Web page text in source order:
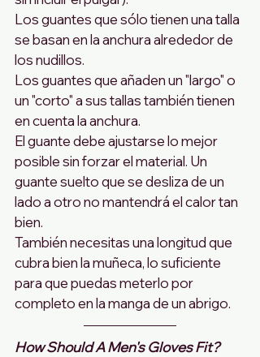
Los guantes que sólo tienen una talla
se basan en la anchura alrededor de
los nudillos.
Los guantes que añaden un "largo" o
un "corto" a sus tallas también tienen
en cuenta la anchura.
El guante debe ajustarse lo mejor
posible sin forzar el material. Un
guante suelto que se desliza de un
lado a otro no mantendrá el calor tan
bien.
También necesitas una longitud que
cubra bien la muñeca, lo suficiente
para que puedas meterlo por
completo en la manga de un abrigo.
How Should A Men's Gloves Fit?